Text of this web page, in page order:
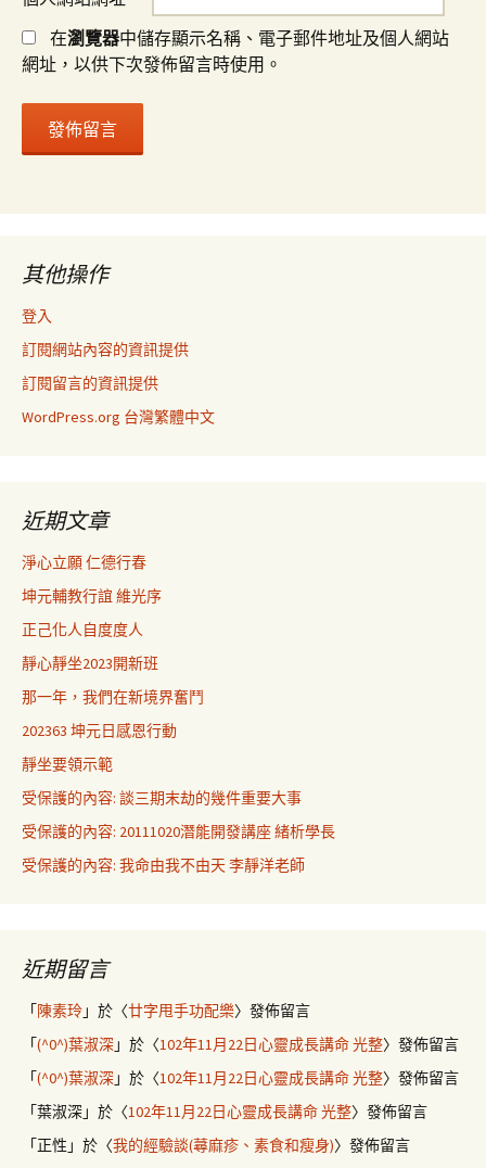
在瀏覽器中儲存顯示名稱、電子郵件地址及個人網站
網址，以供下次發佈留言時使用。
其他操作
登入
訂閱網站內容的資訊提供
訂閱留言的資訊提供
WordPress.org 台灣繁體中文
近期文章
淨心立願 仁德行春
坤元輔教行誼 維光序
正己化人自度度人
靜心靜坐2023開新班
那一年，我們在新境界奮鬥
202363 坤元日感恩行動
靜坐要領示範
受保護的內容: 談三期末劫的幾件重要大事
受保護的內容: 20111020潛能開發講座 緒析學長
受保護的內容: 我命由我不由天 李靜洋老師
近期留言
「陳素玲」於〈廿字甩手功配樂〉發佈留言
「(^0^)葉淑深」於〈102年11月22日心靈成長講命 光整〉發佈留言
「(^0^)葉淑深」於〈102年11月22日心靈成長講命 光整〉發佈留言
「葉淑深」於〈102年11月22日心靈成長講命 光整〉發佈留言
「正性 」於〈我的經驗談(蕁麻疹、素食和瘦身)〉發佈留言